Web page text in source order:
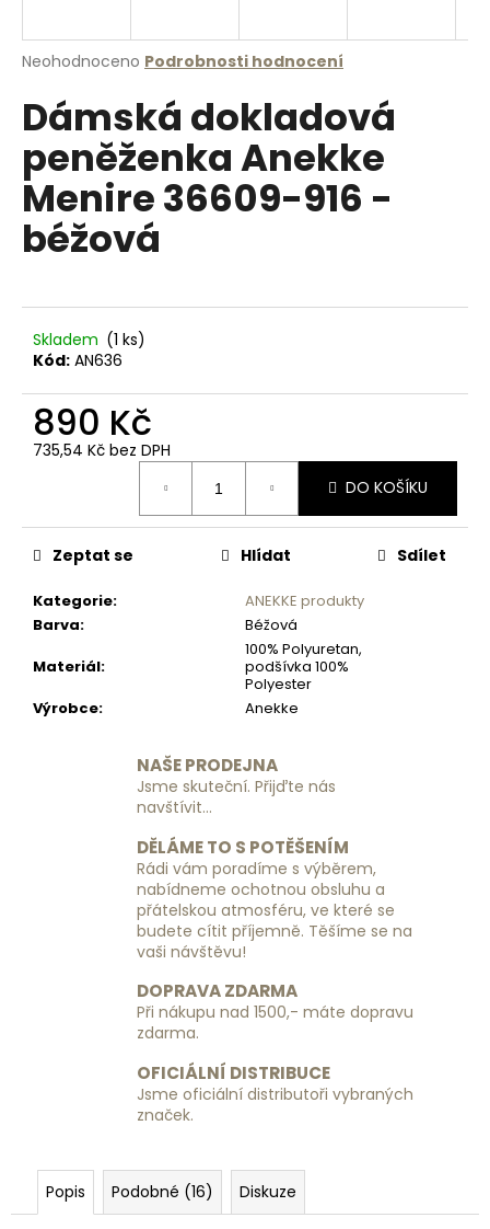
Průměrné
produktu
je
5
hvězdiček.
Neohodnoceno Podrobnosti hodnocení
Dámská dokladová
peněženka Anekke
Menire 36609-916 -
béžová
Skladem (1 ks)
Kód: AN636
890 Kč
735,54 Kč bez DPH
DO KOŠÍKU
Kategorie:
ANEKKE produkty
Barva:
Béžová
Materiál:
100% Polyuretan,
podšívka 100%
Polyester
Výrobce: Anekke
Zeptat se Hlídat Sdílet
NAŠE PRODEJNA
Jsme skuteční. Přijďte nás
navštívit...
DĚLÁME TO S POTĚŠENÍM
Rádi vám poradíme s výběrem,
nabídneme ochotnou obsluhu a
přátelskou atmosféru, ve které se
budete cítit příjemně. Těšíme se na
vaši návštěvu!
DOPRAVA ZDARMA
Při nákupu nad 1500,- máte dopravu
zdarma.
OFICIÁLNÍ DISTRIBUCE
Jsme oficiální distributoři vybraných
značek.
Popis Podobné (16) Diskuze
j
t
?
D
o
p
o
e
m
e
CESTOVNÍ
KUFR
RGL